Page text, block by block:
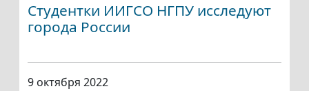
Студентки ИИГСО НГПУ исследуют
города России
9 октября 2022